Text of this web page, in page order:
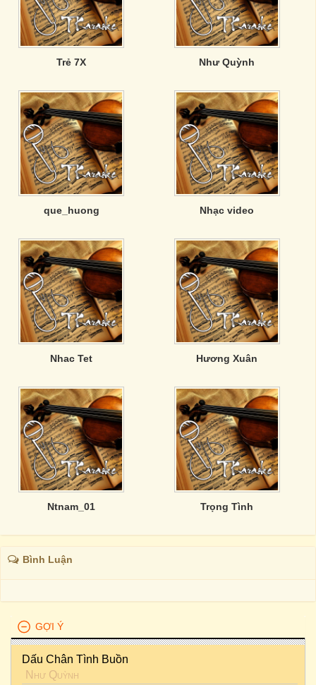
Trẻ 7X Như Quỳnh
que_huong Nhạc video
Nhac Tet Hương Xuân
Ntnam_01 Trọng Tình
Bình Luận
GỢI Ý
Dấu Chân Tình Buồn
Như Quỳnh